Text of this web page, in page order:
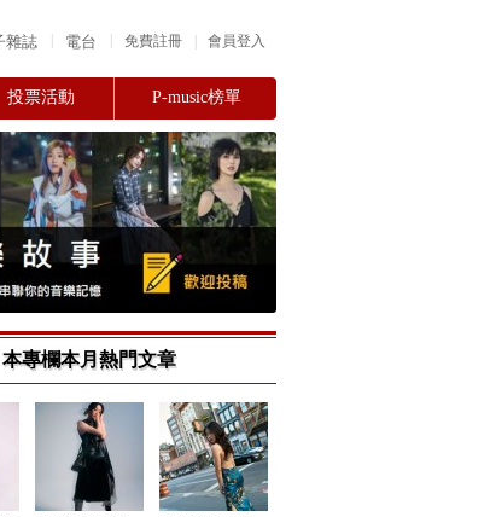
會員登入
免費註冊
雜誌 電台
投票活動 P-music榜單
本專欄本月熱門文章